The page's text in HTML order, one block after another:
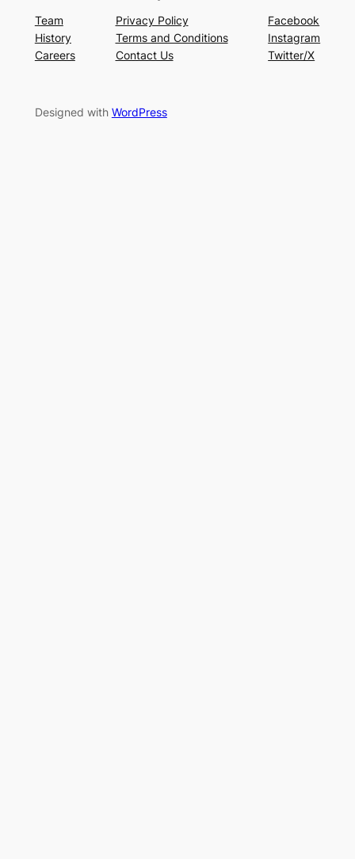
Team
History
Careers
Privacy Policy
Terms and Conditions
Contact Us
Facebook
Instagram
Twitter/X
Designed with WordPress